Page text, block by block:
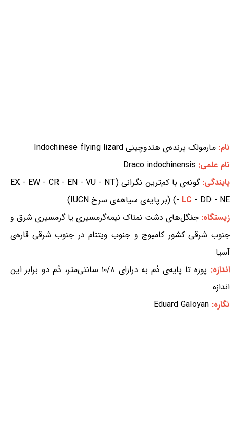
نام: مارمولک پرنده‌ی هندوچینی Indochinese flying lizard
نام علمی: Draco indochinensis
پایندگی:
گونه‌ی با کم‌ترین نگرانی (EX - EW - CR - EN - VU - NT
- LC - DD - NE) (بر پایه‌ی سیاهه‌ی سرخ IUCN)
زیستگاه: جنگل‌های دشت نمناک نیمه‌گرمسیری یا گرمسیری شرق و
جنوب شرقی کشور کامبوج و جنوب ویتنام در جنوب شرقی قاره‌ی
آسیا
اندازه:
پوزه تا پایه‌ی دُم به درازای ۱۰/۸ سانتی‌متر، دُم دو برابر این
اندازه
نگاره: Eduard Galoyan